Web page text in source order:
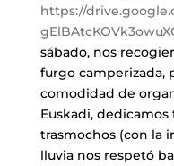
https://
sábado, nos
furgo camperizada,
comodidad de
Euskadi,
trasmochos (con la
lluvia nos respetó